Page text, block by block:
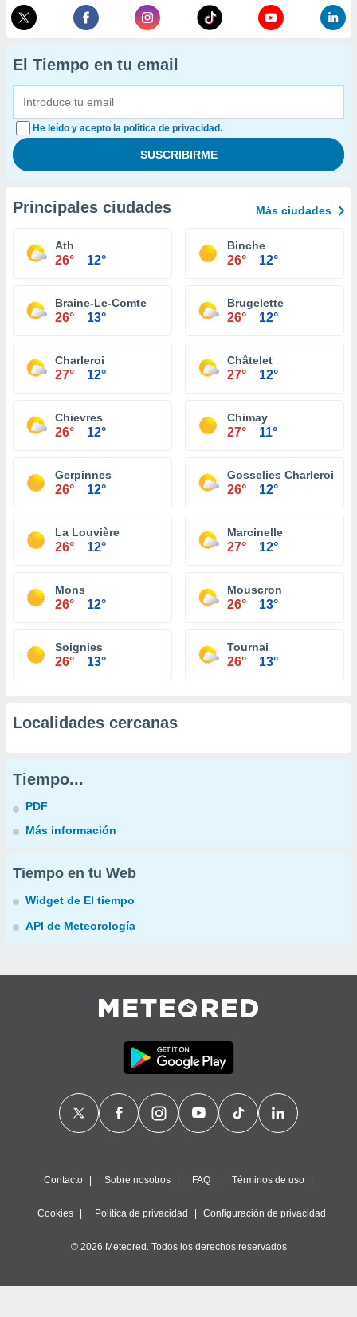
El Tiempo en tu email
He leído y acepto la política de privacidad.
Principales ciudades Más ciudades
Ath
26° 12°
Binche
26° 12°
Braine-Le-Comte
26° 13°
Brugelette
26° 12°
Charleroi
27° 12°
Châtelet
27° 12°
Chievres
26° 12°
Chimay
27° 11°
Gerpinnes
26° 12°
Gosselies Charleroi
26° 12°
La Louvière
26° 12°
Marcinelle
27° 12°
Mons
26° 12°
Mouscron
26° 13°
Soignies
26° 13°
Tournai
26° 13°
Localidades cercanas
Tiempo...
PDF
Más información
Tiempo en tu Web
Widget de El tiempo
API de Meteorología
Contacto Sobre nosotros FAQ Términos de uso
Cookies Política de privacidad Configuración de privacidad
© 2026 Meteored. Todos los derechos reservados